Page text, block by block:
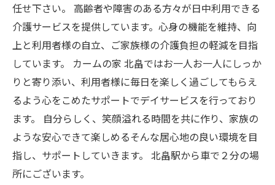
任せ下さい。 高齢者や障害のある方々が日中利用できる
介護サービスを提供しています。心身の機能を維持、向
上と利用者様の自立、ご家族様の介護負担の軽減を目指
しています。 カームの家 北畠ではお一人お一人にしっか
りと寄り添い、利用者様に毎日を楽しく過ごしてもらえ
るよう心をこめたサポートでデイサービスを行っており
ます。 自分らしく、笑顔溢れる時間を共に作り、家族の
ような安心できて楽しめるそんな居心地の良い環境を目
指し、サポートしていきます。 北畠駅から車で２分の場
所にございます。